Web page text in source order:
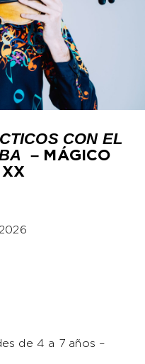
CON EL
– MÁGICO
de 4 a 7 años –